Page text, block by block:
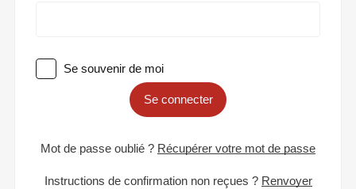
Se souvenir de moi
Se connecter
Mot de passe oublié ? Récupérer votre mot de passe
Instructions de confirmation non reçues ? Renvoyer